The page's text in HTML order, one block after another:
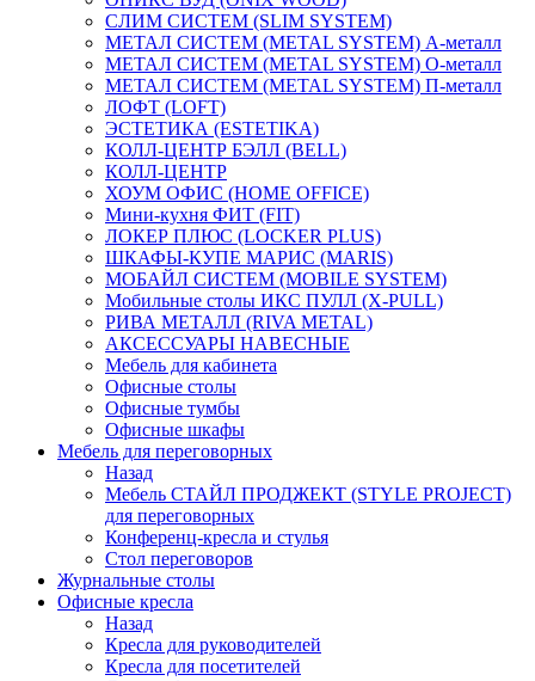
СЛИМ СИСТЕМ (SLIM SYSTEM)
МЕТАЛ СИСТЕМ (METAL SYSTEM) А-металл
МЕТАЛ СИСТЕМ (METAL SYSTEM) О-металл
МЕТАЛ СИСТЕМ (METAL SYSTEM) П-металл
ЛОФТ (LOFT)
ЭСТЕТИКА (ESTETIKA)
КОЛЛ-ЦЕНТР БЭЛЛ (BELL)
КОЛЛ-ЦЕНТР
ХОУМ ОФИС (HOME OFFICE)
Мини-кухня ФИТ (FIT)
ЛОКЕР ПЛЮС (LOCKER PLUS)
ШКАФЫ-КУПЕ МАРИС (MARIS)
МОБАЙЛ СИСТЕМ (MOBILE SYSTEM)
Мобильные столы ИКС ПУЛЛ (X-PULL)
РИВА МЕТАЛЛ (RIVA METAL)
АКСЕССУАРЫ НАВЕСНЫЕ
Мебель для кабинета
Офисные столы
Офисные тумбы
Офисные шкафы
Мебель для переговорных
Назад
Мебель СТАЙЛ ПРОДЖЕКТ (STYLE PROJECT)
для переговорных
Конференц-кресла и стулья
Стол переговоров
Журнальные столы
Офисные кресла
Назад
Кресла для руководителей
Кресла для посетителей